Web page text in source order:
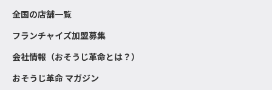
全国の店舗一覧
フランチャイズ加盟募集
会社情報（おそうじ革命とは？）
おそうじ革命 マガジン